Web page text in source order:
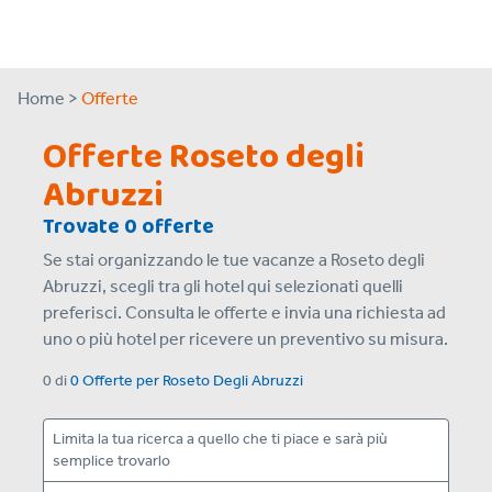
Home > Offerte
Offerte Roseto degli
Abruzzi
Trovate 0 offerte
Se stai organizzando le tue vacanze a Roseto degli
Abruzzi, scegli tra gli hotel qui selezionati quelli
preferisci. Consulta le offerte e invia una richiesta ad
uno o più hotel per ricevere un preventivo su misura.
0 di0 Offerte per Roseto Degli Abruzzi
Limita la tua ricerca a quello che ti piace e sarà più
semplice trovarlo